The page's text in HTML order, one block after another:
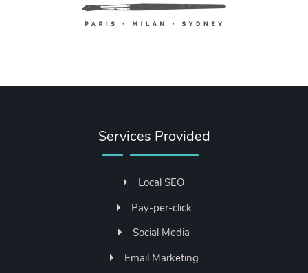
Services Provided
Local SEO
Pay-per-click
Social Media
Email Marketing